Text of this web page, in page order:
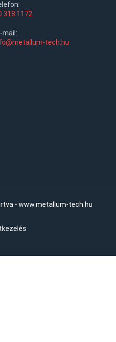
318 1172
mail:
tech.hu
- www.metallum-tech.hu